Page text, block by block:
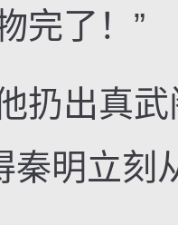
了！”
出真武
秦明立刻